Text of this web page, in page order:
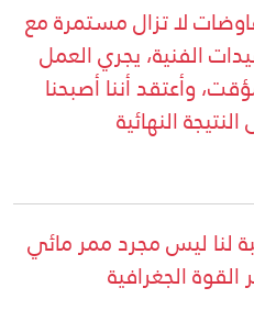
لا تزال مستمرة مع
الفنية، يجري العمل
وأعتقد أننا أصبحنا
النهائية
لنا ليس مجرد ممر مائي
الجغرافية